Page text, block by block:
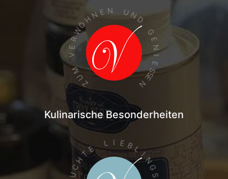
Z
U
M
V
E
R
W
Ö
HN E N UND
G
E
N
I
E
SS
E
N
Kulinarische Besonderheiten
U
C
H
T
E
L I E B L
I
N
G
S